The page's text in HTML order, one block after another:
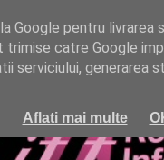
pentru livrarea
catre Google
serviciului, generarea
Aflati mai multe